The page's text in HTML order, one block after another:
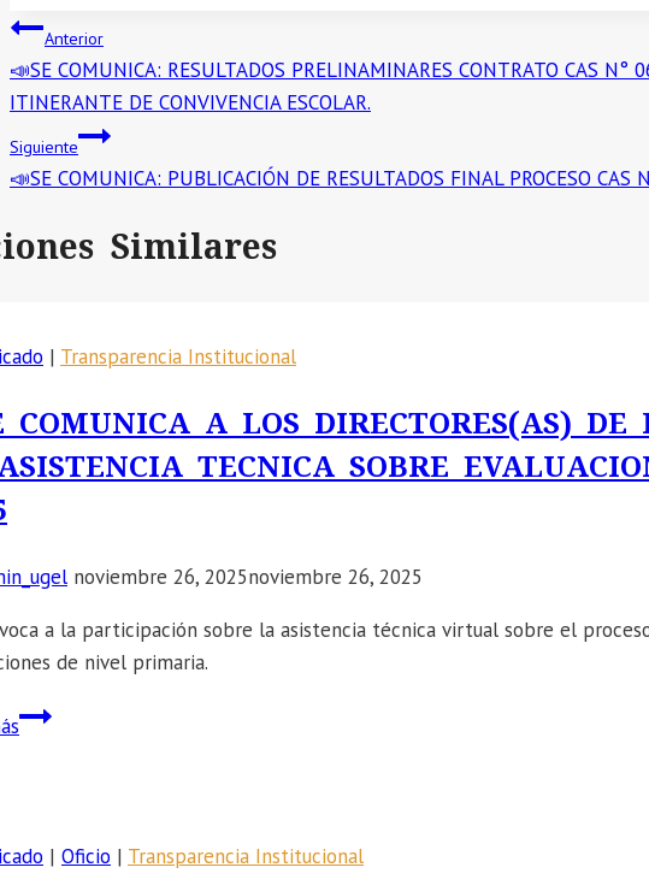
Navegación
de
entradas
Anterior
📣SE COMUNICA: RESULTADOS PRELINAMINARES CONTRATO CAS N°
ITINERANTE DE CONVIVENCIA ESCOLAR.
Siguiente
📣SE COMUNICA: PUBLICACIÓN DE RESULTADOS FINAL PROCESO CAS
Similares
| Transparencia Institucional
COMUNICA A LOS DIRECTORES(AS)
TECNICA SOBRE
noviembre 26, 2025noviembre 26, 2025
a la participación sobre la asistencia técnica virtual sobre el
de nivel primaria.
📣
LOS
DIRECTORES(AS)
| Oficio | Transparencia Institucional